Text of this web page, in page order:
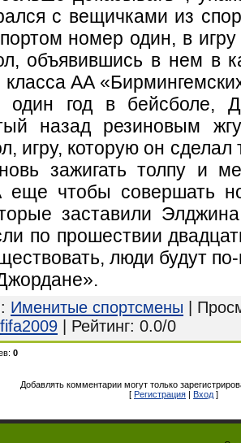
с вещичками из
номер один, в
объявившись в нем в
АА
один год в бейсболе,
назад резиновым
игру, которую он
зажигать толпу и
еще чтобы совершать
заставили
по прошествии
люди будут
: Именитые спортсмены
fifa2009 Рейтинг: 0.0/0
: 0
Добавлять комментарии могут только
[ Регистрация | Вход ]